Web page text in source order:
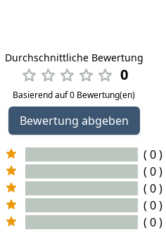
Durchschnittliche Bewertung
0
Basierend auf 0 Bewertung(en)
Bewertung abgeben
( 0 )
( 0 )
( 0 )
( 0 )
( 0 )